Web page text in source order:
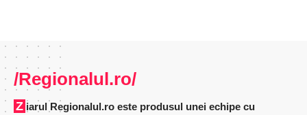
/Regionalul.ro/
Ziarul Regionalul.ro este produsul unei echipe cu